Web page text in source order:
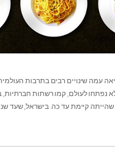
עמה שינויים רבים בתרבות
נפתחו לעולם, קמו רשתות חברתיות,